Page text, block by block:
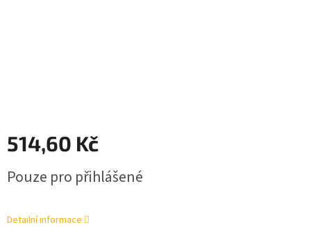
514,60 Kč
cena:
Pouze pro přihlášené
Detailní informace